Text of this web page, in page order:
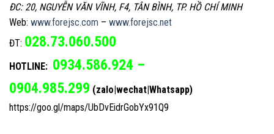
ĐC: 20, NGUYỄN VĂN VĨNH, F4, TÂN BÌNH, TP. HỒ CHÍ MINH
Web: www.forejsc.com – www.forejsc.net
ĐT: 028.73.060.500
HOTLINE: 0934.586.924 –
0904.985.299 (zalo|wechat|Whatsapp)
https://goo.gl/maps/UbDvEidrGobYx91Q9